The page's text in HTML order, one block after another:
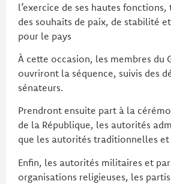
l’exercice de ses hautes
des souhaits de paix, de stabilité
pour le pays
À cette occasion, les membres du
ouvriront la séquence, suivis des
sénateurs.
Prendront ensuite part à la
de la République, les autorités
que les autorités traditionnelles
Enfin, les autorités militaires et
organisations religieuses, les